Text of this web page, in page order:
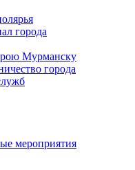
города
Мурманску
города
мероприятия